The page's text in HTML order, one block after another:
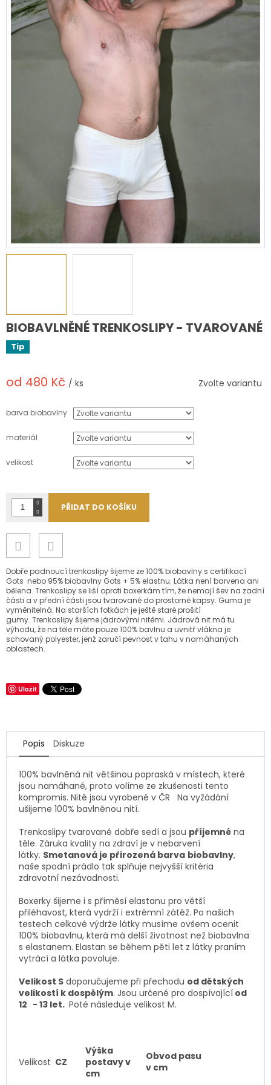
BIOBAVLNĚNÉ TRENKOSLIPY - TVAROVANÉ
Tip
od 480 Kč / ks
cena:
Zvolte variantu
barva biobavlny
materiál
velikost
PŘIDAT DO KOŠÍKU
Dobře padnoucí trenkoslipy šijeme ze 100% biobavlny s certifikací
Gots nebo 95% biobavlny Gots + 5% elastnu. Látka není barvena ani
bělena. Trenkoslipy se liší oproti boxerkám tím, že nemají šev na zadní
části a v přední části jsou tvarované do prostorné kapsy. Guma je
vyměnitelná. Na starších fotkách je ještě staré prošití
gumy. Trenkoslipy šijeme jádrovými nitěmi. Jádrová nit má tu
výhodu, že na těle máte pouze 100% bavlnu a uvnitř vlákna je
schovaný polyester, jenž zaručí pevnost v tahu v namáhaných
oblastech.
Uložit
Popis Diskuze
100% bavlněná nit většinou popraská v místech, které
jsou namáhané, proto volíme ze zkušenosti tento
kompromis. Nitě jsou vyrobené v ČR Na vyžádání
ušijeme 100% bavlněnou nití.
Trenkoslipy tvarované dobře sedí a jsou příjemné na
těle. Záruka kvality na zdraví je v nebarvení
látky. Smetanová je přirozená barva biobavlny,
naše spodní prádlo tak splňuje nejvyšší kritéria
zdravotní nezávadnosti.
Boxerky šijeme i s příměsí elastanu pro větší
přiléhavost, která vydrží i extrémní zátěž. Po našich
testech celkové výdrže látky musíme ovšem ocenit
100% biobavlnu, která má delší životnost než biobavlna
s elastanem. Elastan se během pěti let z látky praním
vytrácí a látka povoluje.
Velikost S doporučujeme při přechodu od dětských
velikostí k dospělým. Jsou určené pro dospívající od
12 - 13 let. Poté následuje velikost M.
Velikost CZ
Výška
postavy v
cm
Obvod pasu
v cm